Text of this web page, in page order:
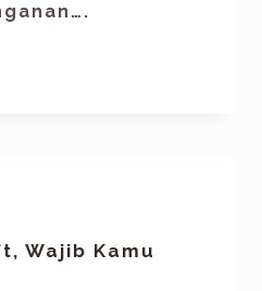
Wajib Kamu